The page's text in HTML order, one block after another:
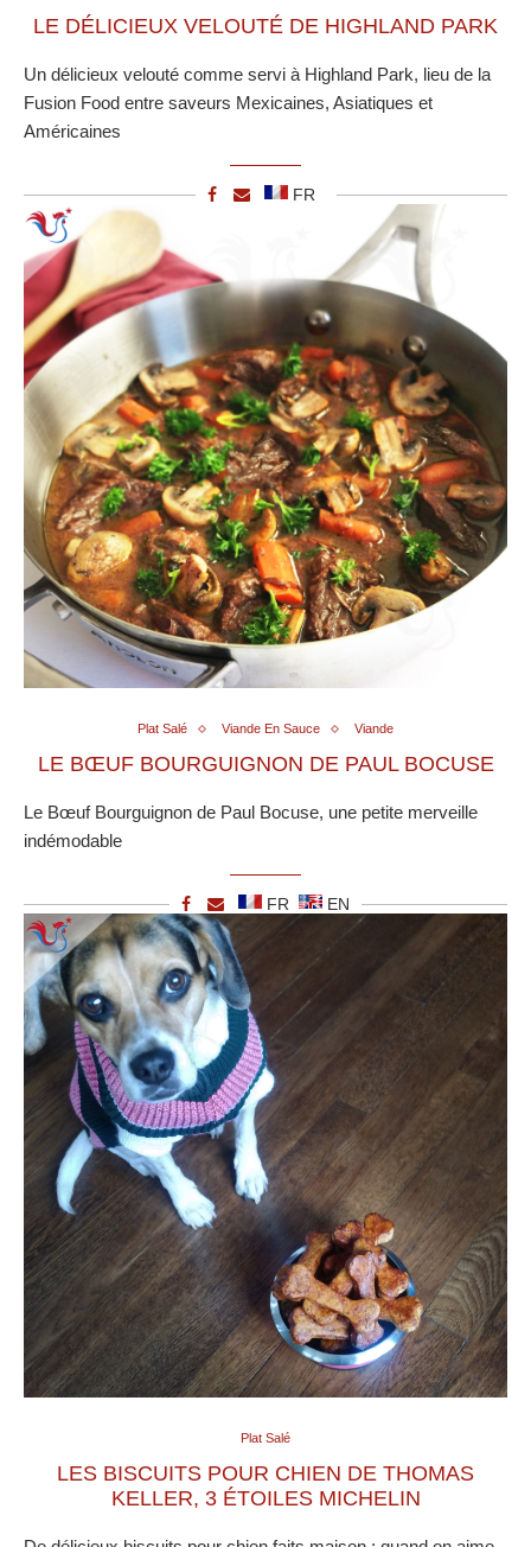
LE DÉLICIEUX VELOUTÉ DE HIGHLAND PARK
Un délicieux velouté comme servi à Highland Park, lieu de la
Fusion Food entre saveurs Mexicaines, Asiatiques et
Américaines
FR
Plat Salé Viande En Sauce Viande
LE BŒUF BOURGUIGNON DE PAUL BOCUSE
Le Bœuf Bourguignon de Paul Bocuse, une petite merveille
indémodable
FR EN
Plat Salé
LES BISCUITS POUR CHIEN DE THOMAS
KELLER, 3 ÉTOILES MICHELIN